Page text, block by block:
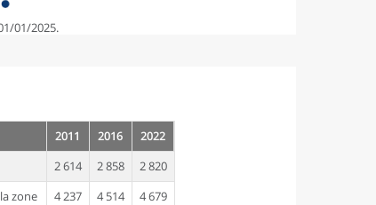
01/2025.
2011 2016
2022
2 614 2 858
2 820
zone
4 237 4 514
4 679